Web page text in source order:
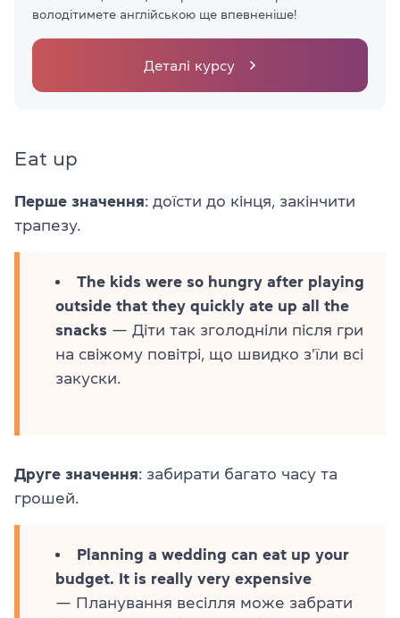
володітимете англійською ще впевненіше!
Деталі курсу
Eat up
Перше значення: доїсти до кінця, закінчити
трапезу.
The kids were so hungry after playing
outside that they quickly ate up all the
snacks — Діти так зголодніли після гри
на свіжому повітрі, що швидко з'їли всі
закуски.
Друге значення: забирати багато часу та
грошей.
Planning a wedding can eat up your
budget. It is really very expensive
— Планування весілля може забрати